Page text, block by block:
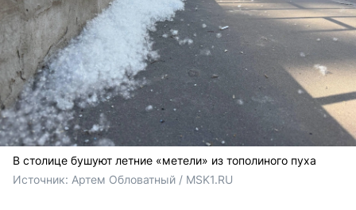
В столице бушуют летние «метели» из тополиного пуха
Источник: Артем Обловатный / MSK1.RU